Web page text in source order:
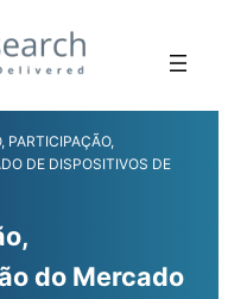
PARTICIPAÇÃO,
DE DISPOSITIVOS DE
do Mercado